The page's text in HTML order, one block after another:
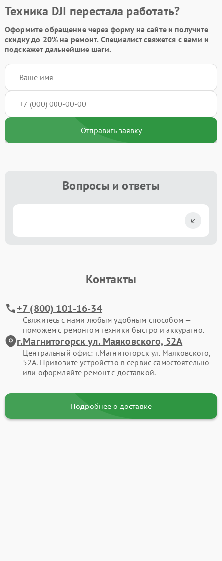
Техника DJI перестала работать?
Оформите обращение через форму на сайте и получите
скидку до 20%на ремонт. Специалист свяжется с вами и
подскажет дальнейшие шаги.
Отправить заявку
Вопросы и ответы
Контакты
+7 (800) 101-16-34
Свяжитесь с нами любым удобным способом —
поможем с ремонтом техники быстро и аккуратно.
г.Магнитогорск ул. Маяковского, 52А
Центральный офис: г.Магнитогорск ул. Маяковского,
52А. Привозите устройство в сервис самостоятельно
или оформляйте ремонт с доставкой.
Подробнее о доставке